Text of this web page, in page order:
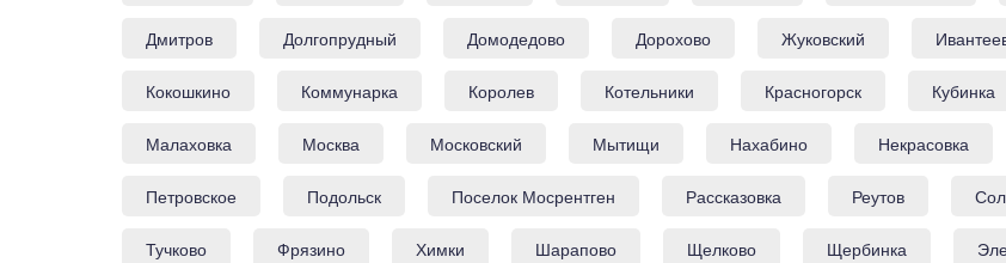
Дмитров Долгопрудный Домодедово Дорохово Жуковский
Кокошкино Коммунарка Королев Котельники Красногорск Кубинка
Малаховка Москва Московский Мытищи Нахабино Некрасовка
Петровское Подольск Поселок Мосрентген Рассказовка Реутов
Тучково Фрязино Химки Шарапово Щелково Щербинка